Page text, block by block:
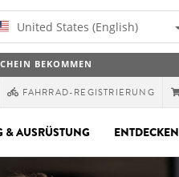
United States (English)
BEKOMMEN
FAHRRAD-REGISTRIERUNG
& AUSRÜSTUNG ENTDECKEN